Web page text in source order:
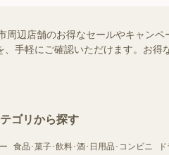
辺店舗のお得なセールやキャン
手軽にご確認いただけます。お得
ゴリから探す
食品･菓子･飲料･酒･日用品･コンビニ